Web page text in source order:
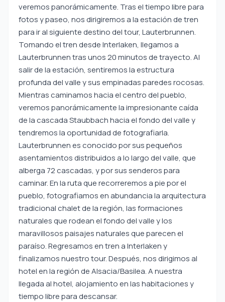
veremos panorámicamente. Tras el tiempo libre para
fotos y paseo, nos dirigiremos a la estación de tren
para ir al siguiente destino del tour, Lauterbrunnen.
Tomando el tren desde Interlaken, llegamos a
Lauterbrunnen tras unos 20 minutos de trayecto. Al
salir de la estación, sentiremos la estructura
profunda del valle y sus empinadas paredes rocosas.
Mientras caminamos hacia el centro del pueblo,
veremos panorámicamente la impresionante caída
de la cascada Staubbach hacia el fondo del valle y
tendremos la oportunidad de fotografiarla.
Lauterbrunnen es conocido por sus pequeños
asentamientos distribuidos a lo largo del valle, que
alberga 72 cascadas, y por sus senderos para
caminar. En la ruta que recorreremos a pie por el
pueblo, fotografiamos en abundancia la arquitectura
tradicional chalet de la región, las formaciones
naturales que rodean el fondo del valle y los
maravillosos paisajes naturales que parecen el
paraíso. Regresamos en tren a Interlaken y
finalizamos nuestro tour. Después, nos dirigimos al
hotel en la región de Alsacia/Basilea. A nuestra
llegada al hotel, alojamiento en las habitaciones y
tiempo libre para descansar.